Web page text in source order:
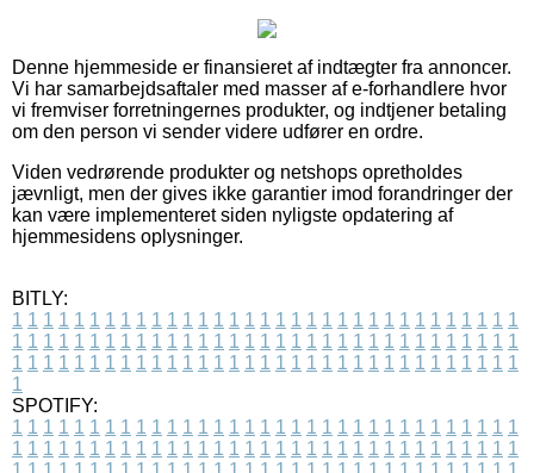
Denne hjemmeside er finansieret af indtægter fra annoncer.
Vi har samarbejdsaftaler med masser af e-forhandlere hvor
vi fremviser forretningernes produkter, og indtjener betaling
om den person vi sender videre udfører en ordre.
Viden vedrørende produkter og netshops opretholdes
jævnligt, men der gives ikke garantier imod forandringer der
kan være implementeret siden nyligste opdatering af
hjemmesidens oplysninger.
BITLY:
1 1 1 1 1 1 1 1 1 1 1 1 1 1 1 1 1 1 1 1 1 1 1 1 1 1 1 1 1 1 1 1 1
1 1 1 1 1 1 1 1 1 1 1 1 1 1 1 1 1 1 1 1 1 1 1 1 1 1 1 1 1 1 1 1 1
1 1 1 1 1 1 1 1 1 1 1 1 1 1 1 1 1 1 1 1 1 1 1 1 1 1 1 1 1 1 1 1 1
1
SPOTIFY:
1 1 1 1 1 1 1 1 1 1 1 1 1 1 1 1 1 1 1 1 1 1 1 1 1 1 1 1 1 1 1 1 1
1 1 1 1 1 1 1 1 1 1 1 1 1 1 1 1 1 1 1 1 1 1 1 1 1 1 1 1 1 1 1 1 1